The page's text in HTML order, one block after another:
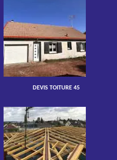
DEVIS TOITURE 45